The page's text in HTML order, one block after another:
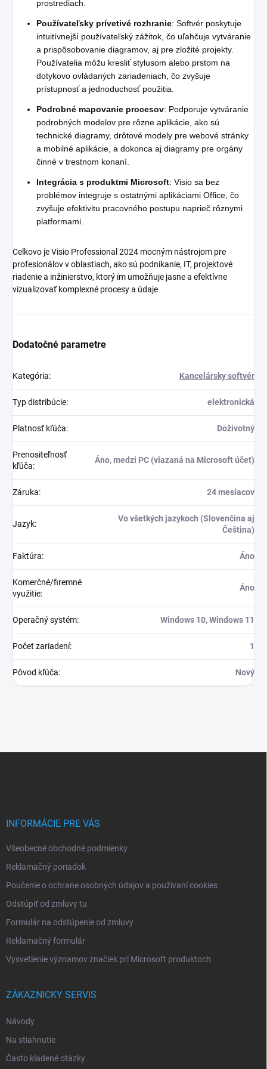
prostrediach.
Používateľsky prívetivé rozhranie: Softvér poskytuje
intuitívnejší používateľský zážitok, čo uľahčuje vytváranie
a prispôsobovanie diagramov, aj pre zložité projekty.
Používatelia môžu kresliť stylusom alebo prstom na
dotykovo ovládaných zariadeniach, čo zvyšuje
prístupnosť a jednoduchosť použitia.
Podrobné mapovanie procesov: Podporuje vytváranie
podrobných modelov pre rôzne aplikácie, ako sú
technické diagramy, drôtové modely pre webové stránky
a mobilné aplikácie, a dokonca aj diagramy pre orgány
činné v trestnom konaní.
Integrácia s produktmi Microsoft: Visio sa bez
problémov integruje s ostatnými aplikáciami Office, čo
zvyšuje efektivitu pracovného postupu naprieč rôznymi
platformami.
Celkovo je Visio Professional 2024 mocným nástrojom pre
profesionálov v oblastiach, ako sú podnikanie, IT, projektové
riadenie a inžinierstvo, ktorý im umožňuje jasne a efektívne
vizualizovať komplexné procesy a údaje
Dodatočné parametre
Kategória: Kancelársky softvér
Typ distribúcie: elektronická
Platnosť kľúča: Doživotný
Prenositeľnosť
kľúča:
Áno, medzi PC (viazaná na Microsoft účet)
Záruka: 24 mesiacov
Jazyk:
Vo všetkých jazykoch (Slovenčina aj
Čeština)
Faktúra: Áno
Komerčné/firemné
využitie:
Áno
Operačný systém: Windows 10, Windows 11
Počet zariadení: 1
Pôvod kľúča: Nový
INFORMÁCIE PRE VÁS
Všeobecné obchodné podmienky
Reklamačný poriadok
Poučenie o ochrane osobných údajov a používaní cookies
Odstúpiť od zmluvy tu
Formulár na odstúpenie od zmluvy
Reklamačný formulár
Vysvetlenie významov značiek pri Microsoft produktoch
ZÁKAZNICKY SERVIS
Návody
Na stiahnutie
Často kladené otázky